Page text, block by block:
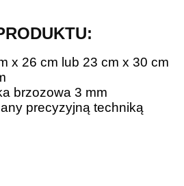
x 26 cm lub 23 cm x 30 cm
brzozowa 3 mm
precyzyjną techniką